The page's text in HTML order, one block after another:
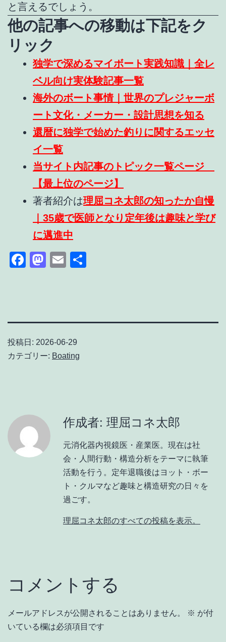
と言えるでしょう。
他の記事への移動は下記をク
リック
独学で深めるマイボート実践知識｜全レ
ベル向け実体験記事一覧
海外のボート事情｜世界のプレジャーボ
ート文化・メーカー・設計思想を知る
還暦に独学で始めた釣りに関するエッセ
イ一覧
当サイト内記事のトピック一覧ページ
【最上位のページ】
著者紹介は理屈コネ太郎の知ったか自慢
｜35歳で医師となり定年後は趣味と学び
に邁進中
Facebook
Mastodon
Email
投稿日: 2026-06-29
カテゴリー: Boating
作成者: 理屈コネ太郎
元消化器内視鏡医・産業医。現在は社
会・人間行動・構造分析をテーマに執筆
活動を行う。定年退職後はヨット・ボー
ト・クルマなど趣味と構造研究の日々を
過ごす。
理屈コネ太郎のすべての投稿を表示。
コメントする
メールアドレスが公開されることはありません。 ※ が付
いている欄は必須項目です